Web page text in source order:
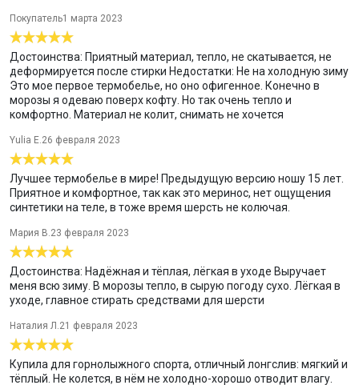
Покупатель1 марта 2023
Достоинства: Приятный материал, тепло, не скатывается, не
деформируется после стирки Недостатки: Не на холодную зиму
Это мое первое термобелье, но оно офигенное. Конечно в
морозы я одеваю поверх кофту. Но так очень тепло и
комфортно. Материал не колит, снимать не хочется
Yulia E. 26 февраля 2023
Лучшее термобелье в мире! Предыдущую версию ношу 15 лет.
Приятное и комфортное, так как это меринос, нет ощущения
синтетики на теле, в тоже время шерсть не колючая.
Мария В. 23 февраля 2023
Достоинства: Надёжная и тёплая, лёгкая в уходе Выручает
меня всю зиму. В морозы тепло, в сырую погоду сухо. Лёгкая в
уходе, главное стирать средствами для шерсти
Наталия Л. 21 февраля 2023
Купила для горнолыжного спорта, отличный лонгслив: мягкий и
тёплый. Не колется, в нём не холодно-хорошо отводит влагу.